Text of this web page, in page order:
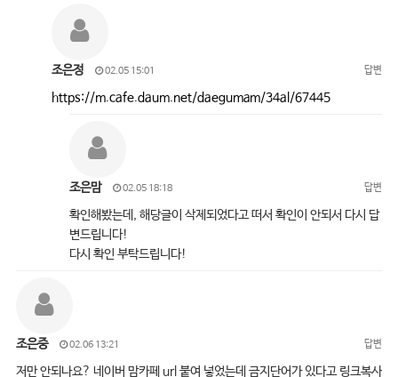
조은정 02.05 15:01 답변
https://m.cafe.daum.net/daegumam/34al/67445
조은맘 02.05 18:18 답변
확인해봤는데, 해당글이 삭제되었다고 떠서 확인이 안되서 다시 답
변드립니다!
다시 확인 부탁드립니다!
조은중 02.06 13:21 답변
저만 안되나요? 네이버 맘카페 url 붙여 넣었는데 금지단어가 있다고 링크복사